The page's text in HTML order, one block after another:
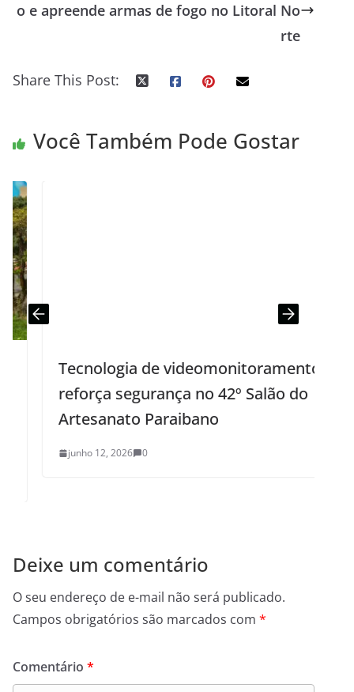
o e apreende armas de fogo no Litoral No
rte
Share This Post:
Você Também Pode Gostar
junho 12, 2026
Deixe um comentário
O seu endereço de e-mail não será publicado.
Campos obrigatórios são marcados com *
Comentário *